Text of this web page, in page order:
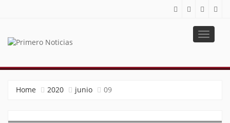
Toggle
Home 2020 junio 09